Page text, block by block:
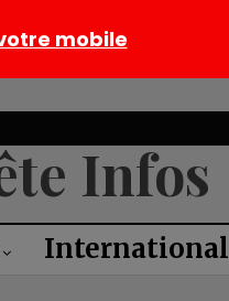
International
mobile